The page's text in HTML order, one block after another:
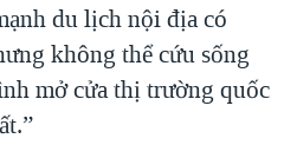
du lịch nội địa có
không thể cứu sống
mở cửa thị trường quốc